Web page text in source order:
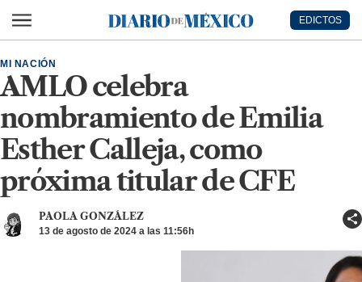
Diario de México
EDICTOS
AMLO celebra
nombramiento de Emilia
Esther Calleja, como
próxima titular de CFE
MI NACIÓN
PAOLA GONZÁLEZ
13 de agosto de 2024 a las 11:56h